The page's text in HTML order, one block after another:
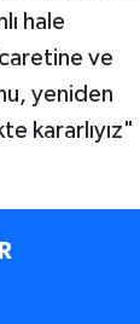
hale
ve
yeniden
kararlıyız"